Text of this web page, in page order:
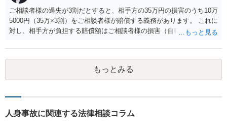
ご相談者様の過失が3割だとすると、相手方の35万円の損害のうち10万
5000円（35万×3割）をご相談者様が賠償する義務があります。 これに
対し、相手方が負担する賠償額はご相談者様の損害（自転車の修理費
なります。 したがって、ご相談者様の損害が、16万円（相手方賠償額
16万円×7割＝10万4800円）を超えれば、賠償として受け取る金額の方
が多くなります。 なお、通院慰謝料は、裁判基準で1か月で28万円、2
か月で52万円が相場となりますが、任意交渉では一定割合減額（3割減
もっとみる
人身事故に関連する法律相談コラム